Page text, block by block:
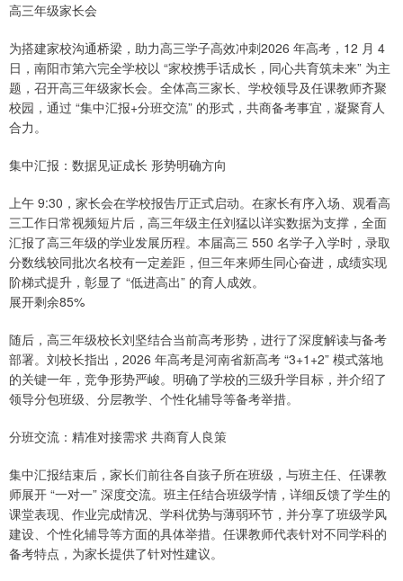
高三年级家长会
为搭建家校沟通桥梁，助力高三学子高效冲刺2026 年高考，12 月 4
日，南阳市第六完全学校以 “家校携手话成长，同心共育筑未来” 为主
题，召开高三年级家长会。全体高三家长、学校领导及任课教师齐聚
校园，通过 “集中汇报+分班交流” 的形式，共商备考事宜，凝聚育人
合力。
集中汇报：数据见证成长 形势明确方向
上午 9:30，家长会在学校报告厅正式启动。在家长有序入场、观看高
三工作日常视频短片后，高三年级主任刘猛以详实数据为支撑，全面
汇报了高三年级的学业发展历程。本届高三 550 名学子入学时，录取
分数线较同批次名校有一定差距，但三年来师生同心奋进，成绩实现
阶梯式提升，彰显了 “低进高出” 的育人成效。
展开剩余85%
随后，高三年级校长刘坚结合当前高考形势，进行了深度解读与备考
部署。刘校长指出，2026 年高考是河南省新高考 “3+1+2” 模式落地
的关键一年，竞争形势严峻。明确了学校的三级升学目标，并介绍了
领导分包班级、分层教学、个性化辅导等备考举措。
分班交流：精准对接需求 共商育人良策
集中汇报结束后，家长们前往各自孩子所在班级，与班主任、任课教
师展开 “一对一” 深度交流。班主任结合班级学情，详细反馈了学生的
课堂表现、作业完成情况、学科优势与薄弱环节，并分享了班级学风
建设、个性化辅导等方面的具体举措。任课教师代表针对不同学科的
备考特点，为家长提供了针对性建议。